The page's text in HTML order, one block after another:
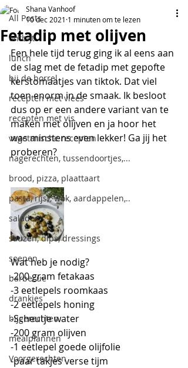
All Posts
ontbijt
lunch
bij de borrel
recepten met vlees
recepten met vis
vegetarische recepten
nagerechten, tussendoortjes,...
brood, pizza, plaattaart
pasta, rijst, wok, aardappelen,..
salades
sauzen, dips, dressings
soepen
barbecue
drankjes
bijgerechten
mealplannen
Voorgerechten
Fetadip met olijven
Shana Vanhoof
10 dec 2021 1 minuten om te lezen
Een hele tijd terug ging ik al eens aan
de slag met de fetadip met gepofte
kerstomaatjes van tiktok. Dat viel
toen enorm in de smaak. Ik besloot
dus op er een andere variant van te
maken met olijven en ja hoor het
was minstens even lekker! Ga jij het
proberen?
Wat heb je nodig?
-200 gram fetakaas
-3 eetlepels roomkaas
-2 eetlepels honing
-Scheutje water
-200 gram olijven
-1 eetlepel goede olijfolie
-paar takjes verse tijm